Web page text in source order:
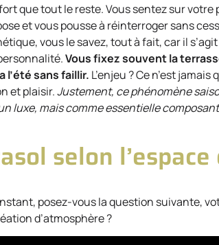
que tout le reste. Vous sentez sur
et vous pousse à réinterroger sans
vous le savez, tout à fait, car il
Vous fixez souvent la
l’été sans faillir. L’enjeu ? Ce n’est
et plaisir.Justement, ce phénomène
luxe, mais comme essentielle
selon
posez-vous la question suivante,
d’atmosphère ?